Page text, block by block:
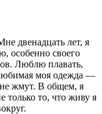
двенадцать лет, я
особенно своего
Люблю плавать,
моя одежда —
жмут. В общем, я
то, что живу я